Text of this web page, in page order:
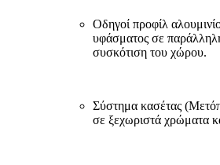
Οδηγοί προφίλ
υφάσματος σε
συσκότιση του χώρου.
Σύστημα κασέτας
σε ξεχωριστά χρώματα